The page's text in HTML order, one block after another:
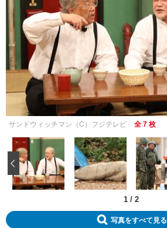
サンドウィッチマン（C）フジテレビ 全 7 枚
1 / 2
‹
写真をすべて見る